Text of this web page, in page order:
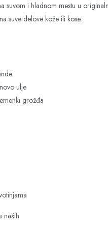
suvom i hladnom mestu u
suve delove kože ili kose.
ulje
grožđa
naših